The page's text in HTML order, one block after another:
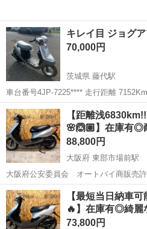
キレイ目 ジョグ
70,000円
茨城県 藤代駅
車台番号4JP-7225**** 走行距離 7152Km カウルの爪に割れがありま
す。 今回出品にあたり以下の作業を行っております。 ・シート新品交
換 タンク内は見える範囲で走行に支障があるような錆はなさそうでし
た。...
茨城 取手市 藤代駅
【距離浅
🌸🙆🏽】在庫有◎
88,800円
大阪府 東部市場前駅
大阪府公安委員会 オートバイ商販売許
にご満足頂くため 初期不良が確認出来
大阪 大阪市 東部市場前駅
【最短当日納車
🔥】在庫有◎綺麗
73,800円